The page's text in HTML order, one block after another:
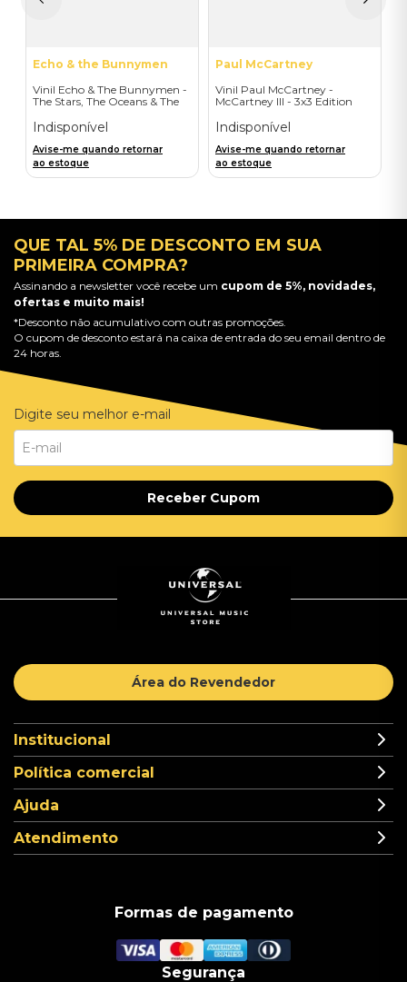
Echo & the Bunnymen
Vinil Echo & The Bunnymen -
The Stars, The Oceans & The
- Importado
Indisponível
Avise-me quando retornar
ao estoque
Paul McCartney
Vinil Paul McCartney -
McCartney III - 3x3 Edition
Indisponível
Avise-me quando retornar
ao estoque
QUE TAL 5% DE DESCONTO EM SUA
PRIMEIRA COMPRA?
Assinando a newsletter você recebe um cupom de 5%, novidades,
ofertas e muito mais!
*Desconto não acumulativo com outras promoções.
O cupom de desconto estará na caixa de entrada do seu email dentro de
24 horas.
Digite seu melhor e-mail
Receber Cupom
Área do Revendedor
Institucional
Política comercial
Ajuda
Atendimento
Formas de pagamento
Segurança